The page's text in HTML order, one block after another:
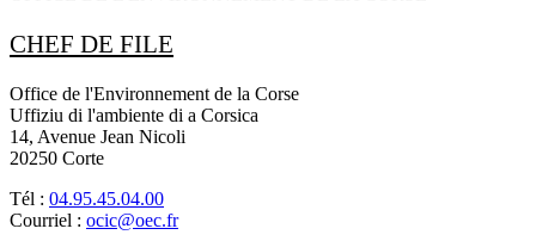
CHEF DE FILE
Office de l'Environnement de la Corse
Uffiziu di l'ambiente di a Corsica
14, Avenue Jean Nicoli
20250 Corte
Tél : 04.95.45.04.00
Courriel : ocic@oec.fr